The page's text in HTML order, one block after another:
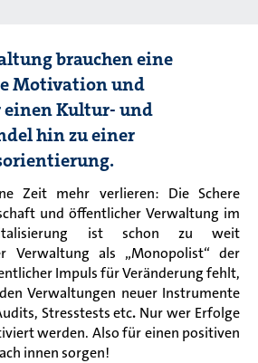
brauchen eine
Motivation und
Kultur- und
hin zu einer
Zeit mehr verlieren: Die Schere
und öffentlicher Verwaltung im
ist schon zu weit
Verwaltung als „Monopolist“ der
Impuls für Veränderung fehlt,
Verwaltungen neuer Instrumente
Stresstests etc. Nur wer Erfolge
werden. Also für einen positiven
innen sorgen!